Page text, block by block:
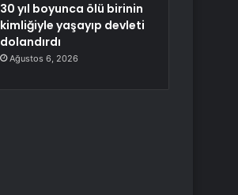
30 yıl boyunca ölü birinin
kimliğiyle yaşayıp devleti
dolandırdı
Ağustos 6, 2026